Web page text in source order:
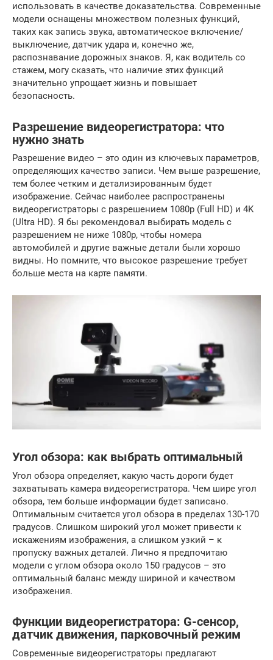
использовать в качестве доказательства. Современные
модели оснащены множеством полезных функций,
таких как запись звука, автоматическое включение/
выключение, датчик удара и, конечно же,
распознавание дорожных знаков. Я, как водитель со
стажем, могу сказать, что наличие этих функций
значительно упрощает жизнь и повышает
безопасность.
Разрешение видеорегистратора: что
нужно знать
Разрешение видео – это один из ключевых параметров,
определяющих качество записи. Чем выше разрешение,
тем более четким и детализированным будет
изображение. Сейчас наиболее распространены
видеорегистраторы с разрешением 1080p (Full HD) и 4K
(Ultra HD). Я бы рекомендовал выбирать модель с
разрешением не ниже 1080p, чтобы номера
автомобилей и другие важные детали были хорошо
видны. Но помните, что высокое разрешение требует
больше места на карте памяти.
Угол обзора: как выбрать оптимальный
Угол обзора определяет, какую часть дороги будет
захватывать камера видеорегистратора. Чем шире угол
обзора, тем больше информации будет записано.
Оптимальным считается угол обзора в пределах 130-170
градусов. Слишком широкий угол может привести к
искажениям изображения, а слишком узкий – к
пропуску важных деталей. Лично я предпочитаю
модели с углом обзора около 150 градусов – это
оптимальный баланс между шириной и качеством
изображения.
Функции видеорегистратора: G-сенсор,
датчик движения, парковочный режим
Современные видеорегистраторы предлагают